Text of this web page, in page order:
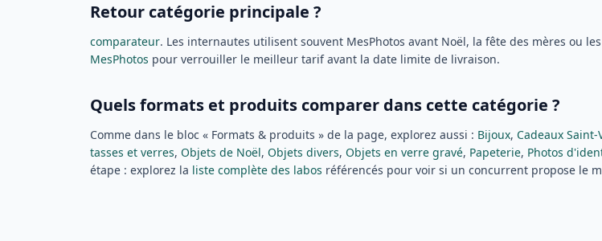
Retour catégorie principale ?
comparateur. Les internautes utilisent souvent MesPhotos avant Noël, la fête des mères ou
MesPhotos pour verrouiller le meilleur tarif avant la date limite de livraison.
Quels formats et produits comparer dans cette catégorie ?
Comme dans le bloc « Formats & produits » de la page, explorez aussi : Bijoux, Cadeaux Saint-
tasses et verres, Objets de Noël, Objets divers, Objets en verre gravé, Papeterie, Photos
étape : explorez la liste complète des labos référencés pour voir si un concurrent propose le